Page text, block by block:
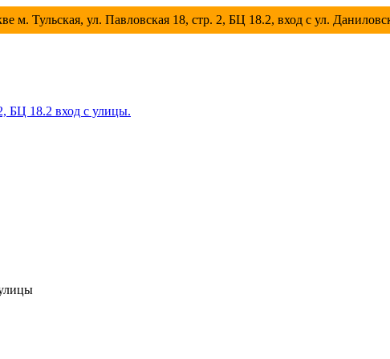
м. Тульская, ул. Павловская 18, стр. 2, БЦ 18.2, вход с ул.
БЦ 18.2 вход с улицы.